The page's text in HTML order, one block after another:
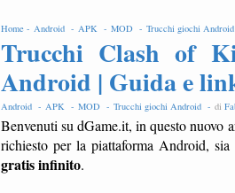
Home - Android - APK - MOD - Trucchi giochi
Trucchi Clash of
Android | Guida e
Android - APK - MOD - Trucchi giochi Android - di
Benvenuti su dGame.it, in questo
richiesto per la piattaforma Android,
gratis infinito.